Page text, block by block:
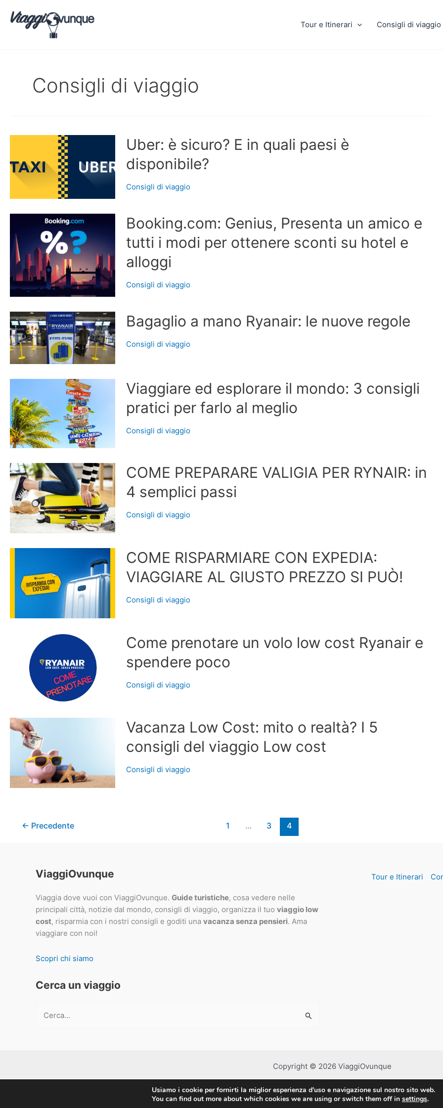
contenuto
Tour e Itinerari Consigli di viaggio
Consigli di viaggio
Uber: è sicuro? E in quali paesi è
disponibile?
Consigli di viaggio
Booking.com: Genius, Presenta un amico e
tutti i modi per ottenere sconti su hotel e
alloggi
Consigli di viaggio
Bagaglio a mano Ryanair: le nuove regole
Consigli di viaggio
Viaggiare ed esplorare il mondo: 3 consigli
pratici per farlo al meglio
Consigli di viaggio
COME PREPARARE VALIGIA PER RYNAIR: in
4 semplici passi
Consigli di viaggio
COME RISPARMIARE CON EXPEDIA:
VIAGGIARE AL GIUSTO PREZZO SI PUÒ!
Consigli di viaggio
Come prenotare un volo low cost Ryanair e
spendere poco
Consigli di viaggio
Vacanza Low Cost: mito o realtà? I 5
consigli del viaggio Low cost
Consigli di viaggio
← Precedente 1 … 3 4
ViaggiOvunque
Viaggia dove vuoi con ViaggiOvunque. Guide turistiche, cosa vedere nelle
principali città, notizie dal mondo, consigli di viaggio, organizza il tuo viaggio low
cost, risparmia con i nostri consigli e goditi una vacanza senza pensieri. Ama
viaggiare con noi!
Scopri chi siamo
Cerca un viaggio
Cerca:
Tour e Itinerari
Copyright © 2026 ViaggiOvunque
Usiamo i cookie per fornirti la miglior esperienza d'uso e navigazione sul nostro sito web.
You can find out more about which cookies we are using or switch them off in settings.